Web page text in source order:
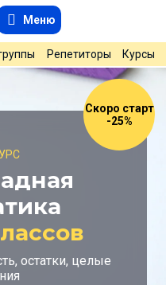
Меню
Репетиторы Курсы
Скоро старт
-25%
остатки, целые